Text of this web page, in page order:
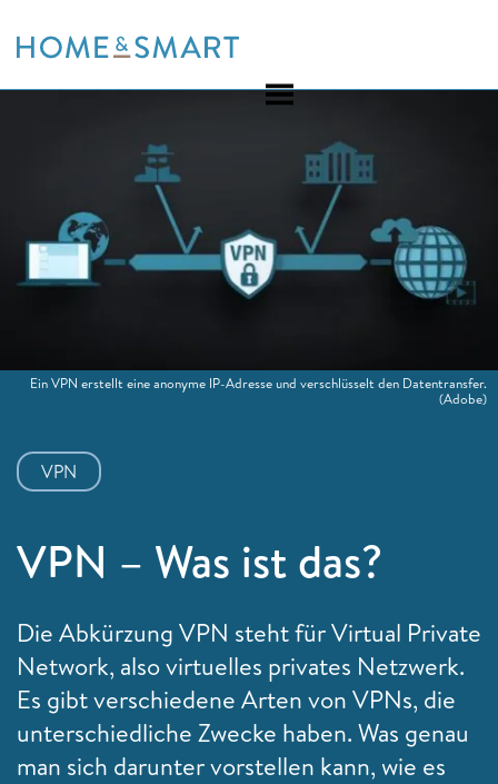
to
VPN
VPN – Was ist das?
Die Abkürzung VPN steht für Virtual Private
Network, also virtuelles privates Netzwerk.
Es gibt verschiedene Arten von VPNs, die
unterschiedliche Zwecke haben. Was genau
man sich darunter vorstellen kann, wie es
Ein VPN erstellt eine anonyme IP-Adresse und verschlüsselt den Datentransfer.
(Adobe)